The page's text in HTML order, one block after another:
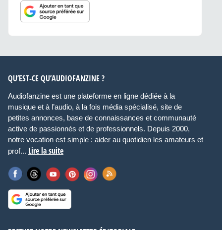
QU’EST-CE QU’AUDIOFANZINE ?
Audiofanzine est une plateforme en ligne dédiée à la
musique et à l’audio, à la fois média spécialisé, site de
petites annonces, base de connaissances et communauté
active de passionnés et de professionnels. Depuis 2000,
notre vocation est simple : aider au quotidien les amateurs et
prof... Lire la suite